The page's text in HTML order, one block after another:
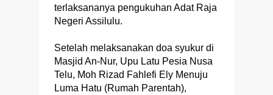
terlaksananya pengukuhan Adat Raja
Negeri Assilulu.
Setelah melaksanakan doa syukur di
Masjid An-Nur, Upu Latu Pesia Nusa
Telu, Moh Rizad Fahlefi Ely Menuju
Luma Hatu (Rumah Parentah),